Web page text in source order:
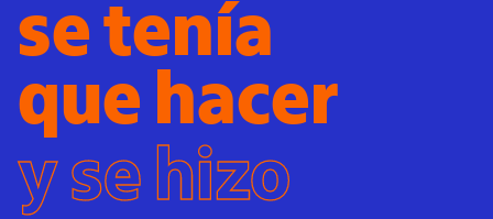
se tenía
que hacer
y se hizo